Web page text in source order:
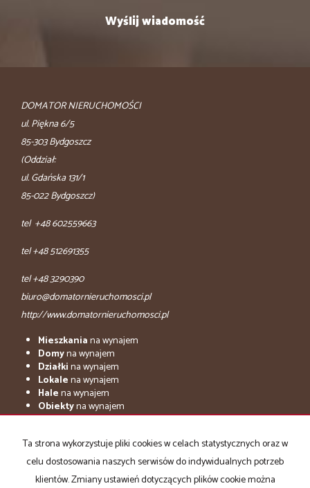
DOMATOR NIERUCHOMOŚCI
ul. Piękna 6/5
85-303 Bydgoszcz
(Oddział:
ul. Gdańska 131/1
85-022 Bydgoszcz)
tel +48 602559663
tel +48 512691355
tel +48 3290390
biuro@domatornieruchomosci.pl
http://www.domatornieruchomosci.pl
Mieszkaniana wynajem
Domyna wynajem
Działkina wynajem
Lokalena wynajem
Halena wynajem
Obiektyna wynajem
Mieszkania
na sprzedaż
Domyna sprzedaż
Działkina sprzedaż
Ta strona wykorzystuje pliki cookies w celach statystycznych oraz w
celu dostosowania naszych serwisów do indywidualnych potrzeb
klientów. Zmiany ustawień dotyczących plików cookie można